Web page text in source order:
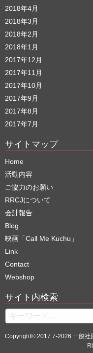
2018年4月
2018年3月
2018年2月
2018年1月
2017年12月
2017年11月
2017年10月
2017年9月
2017年8月
2017年7月
サイトマップ
Home
活動内容
ご協力のお願い
RRCJについて
会計報告
Blog
映画「Call Me Kuchu」
Link
Contact
Webshop
サイト内検索
Search
Copyright© 2017.7-2026 一般社